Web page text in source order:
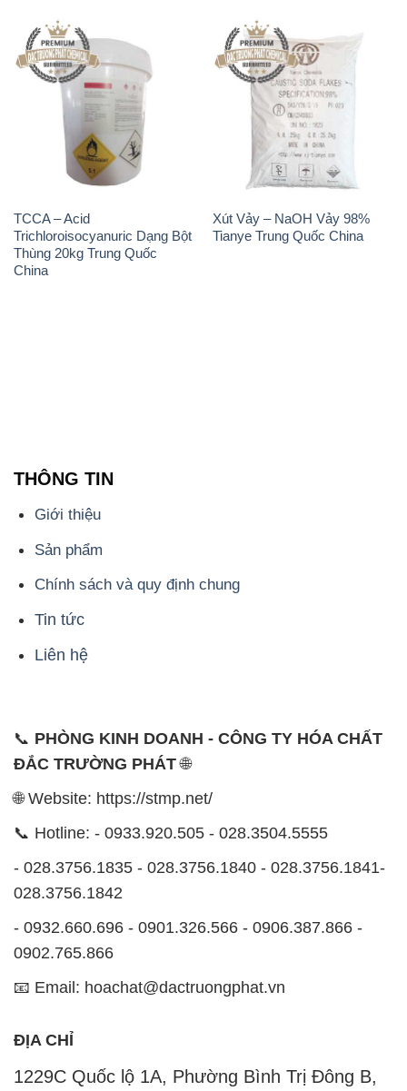
TCCA – Acid
Trichloroisocyanuric Dạng Bột
Thùng 20kg Trung Quốc
Xút Vảy – NaOH Vảy 98%
Tianye Trung Quốc China
Chính sách và quy định chung
Tin tức
Liên hệ
📞
PHÒNG KINH DOANH - CÔNG TY HÓA CHẤT
ĐẮC TRƯỜNG PHÁT
- 028.3756.1835 - 028.3756.1840 - 028.3756.1841-
0902.765.866
📧 Email: hoachat@dactruongphat.vn
ĐỊA CHỈ
1229C Quốc lộ 1A, Phường Bình Trị Đông B,
Quận Bình Tân, TP. Hồ Chí Minh
CÔNG TY XNK TM SX HÓA CHẤT ĐẮC TRƯỜNG